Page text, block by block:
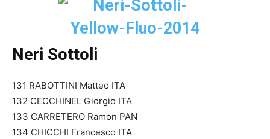
Neri Sottoli
131 RABOTTINI Matteo ITA
132 CECCHINEL Giorgio ITA
133 CARRETERO Ramon PAN
134 CHICCHI Francesco ITA